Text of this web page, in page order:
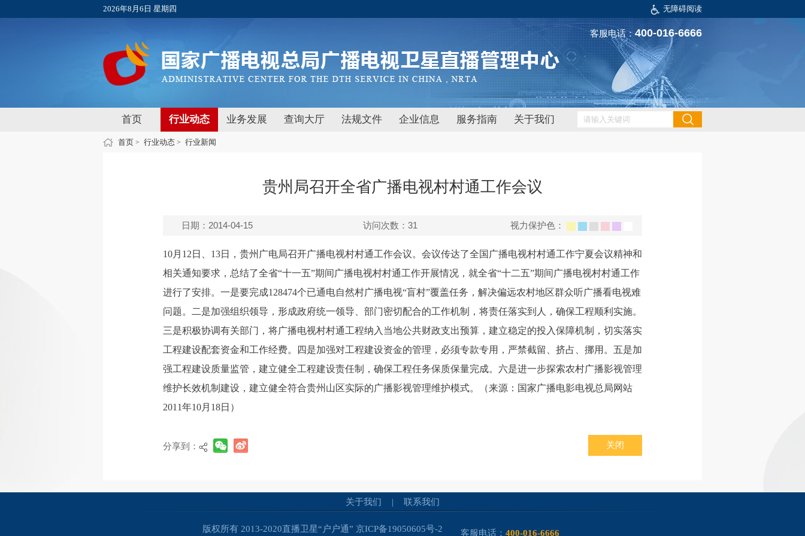
2026年8月6日 星期四 无障碍阅读
客服电话：400-016-6666
首页 行业动态 业务发展 查询大厅 法规文件 企业信息 服务指南 关于我们
首页 > 行业动态 > 行业新闻
贵州局召开全省广播电视村村通工作会议
日期：2014-04-15 访问次数： 31 视力保护色：
10月12日、13日，贵州广电局召开广播电视村村通工作会议。会议传达了全国广播电视村村通工作宁夏会议精神和
相关通知要求，总结了全省“十一五”期间广播电视村村通工作开展情况，就全省“十二五”期间广播电视村村通工作
进行了安排。一是要完成128474个已通电自然村广播电视“盲村”覆盖任务，解决偏远农村地区群众听广播看电视难
问题。二是加强组织领导，形成政府统一领导、部门密切配合的工作机制，将责任落实到人，确保工程顺利实施。
三是积极协调有关部门，将广播电视村村通工程纳入当地公共财政支出预算，建立稳定的投入保障机制，切实落实
工程建设配套资金和工作经费。四是加强对工程建设资金的管理，必须专款专用，严禁截留、挤占、挪用。五是加
强工程建设质量监管，建立健全工程建设责任制，确保工程任务保质保量完成。六是进一步探索农村广播影视管理
维护长效机制建设，建立健全符合贵州山区实际的广播影视管理维护模式。（来源：国家广播电影电视总局网站
2011年10月18日）
分享到： 关闭
关于我们 | 联系我们
版权所有 2013-2020直播卫星“户户通” 京ICP备19050605号-2
客服电话： 400-016-6666